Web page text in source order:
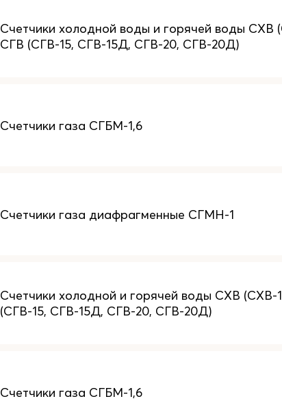
Счетчики холодной воды и горячей воды
СГВ (СГВ-15, СГВ-15Д, СГВ-20, СГВ-20Д)
Счетчики газа СГБМ-1,6
Счетчики газа диафрагменные СГМН-1
Счетчики холодной и горячей воды СХВ
(СГВ-15, СГВ-15Д, СГВ-20, СГВ-20Д)
Счетчики газа СГБМ-1,6